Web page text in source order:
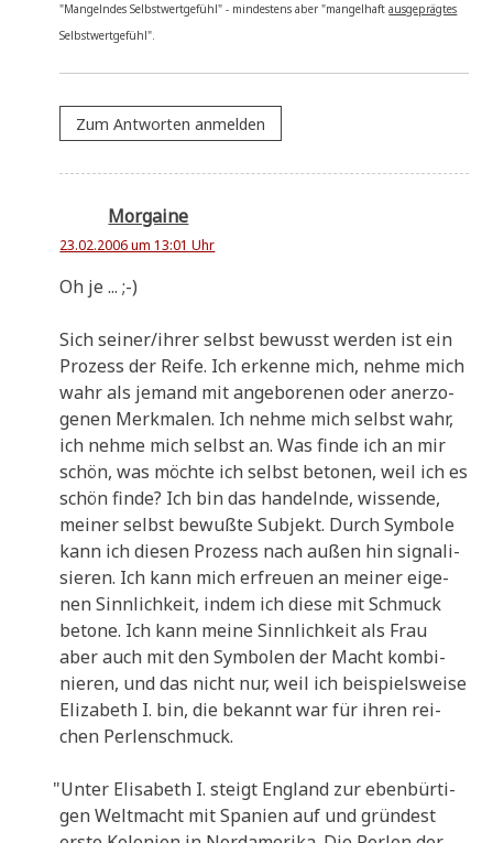
"Man­geln­des Selbst­wert­ge­fühl" - min­de­stens aber "man­gel­haftaus­ge­präg­tes
Selbstwertgefühl".
Zum Antworten anmelden
Morgaine
23.02.2006 um 13:01 Uhr
Oh je ... ;-)
Sich seiner/ihrer selbst bewusst wer­den ist ein
Pro­zess der Rei­fe. Ich erken­ne mich, neh­me mich
wahr als jemand mit ange­bo­re­nen oder aner­zo­
ge­nen Merk­ma­len. Ich neh­me mich selbst wahr,
ich neh­me mich selbst an. Was fin­de ich an mir
schön, was möch­te ich selbst beto­nen, weil ich es
schön fin­de? Ich bin das han­deln­de, wis­sen­de,
mei­ner selbst bewuß­te Sub­jekt. Durch Sym­bo­le
kann ich die­sen Pro­zess nach außen hin signa­li­
sie­ren. Ich kann mich erfreu­en an mei­ner eige­
nen Sinn­lich­keit, indem ich die­se mit Schmuck
beto­ne. Ich kann mei­ne Sinn­lich­keit als Frau
aber auch mit den Sym­bo­len der Macht kom­bi­
nie­ren, und das nicht nur, weil ich bei­spiels­wei­se
Eliza­beth I. bin, die bekannt war für ihren rei­
chen Perlenschmuck.
"Unter Eli­sa­beth I. steigt Eng­land zur eben­bür­ti­
gen Welt­macht mit Spa­ni­en auf und grün­dest